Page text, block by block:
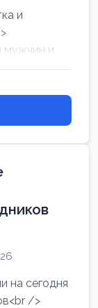
и
мужчин и
на сегодня
/>